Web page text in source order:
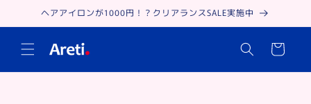
Skip to
content
ヘアアイロンが1000円！？クリアランスSALE実施中
Cart